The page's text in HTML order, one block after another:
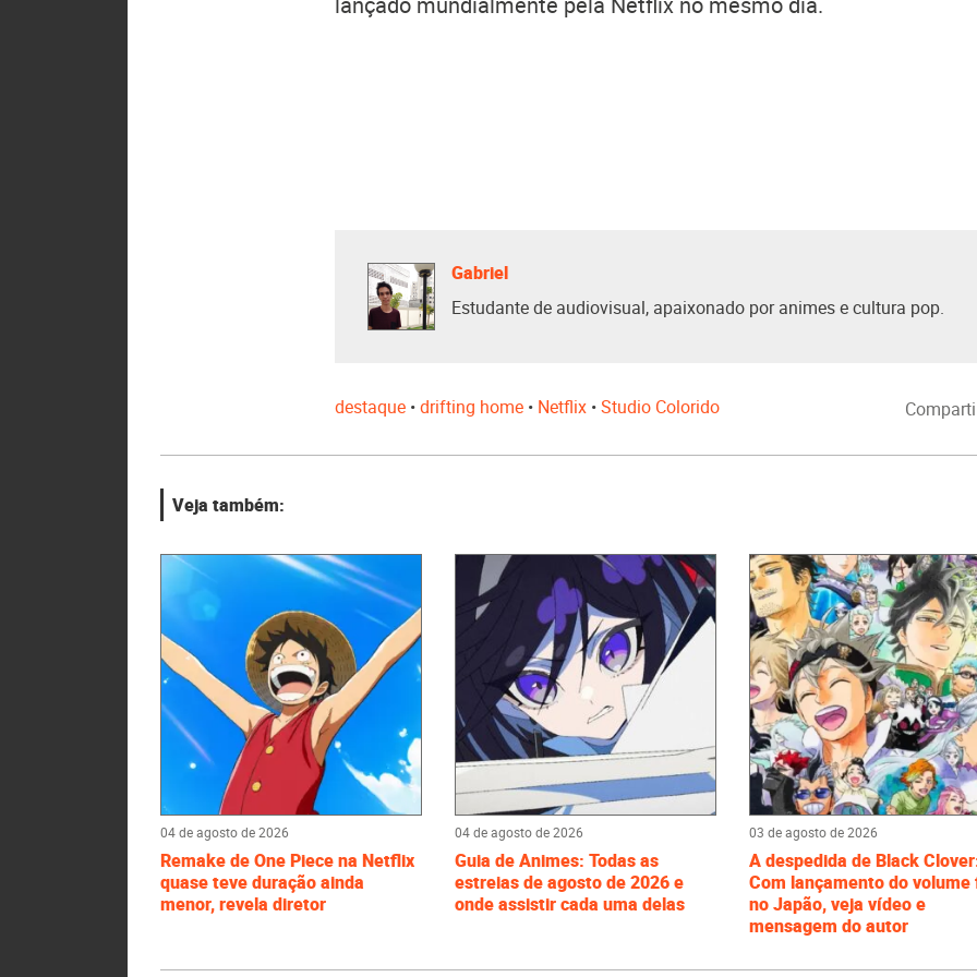
Gabriel
Estudante de audiovisual, apaixonado por animes e cultura pop.
destaque •drifting home • Netflix •Studio Colorido
Veja também:
04 de agosto de 2026
Remake de One Piece na Netflix
quase teve duração ainda
menor, revela diretor
04 de agosto de 2026
Guia de Animes: Todas as
estreias de agosto de 2026 e
onde assistir cada uma delas
03 de agosto de 2026
A despedida de Black
Com lançamento do volume
no Japão, veja vídeo e
mensagem do autor